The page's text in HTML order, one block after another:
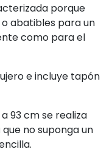
porque
abatibles para un
como para el
e incluye tapón
93 cm se realiza
no suponga un